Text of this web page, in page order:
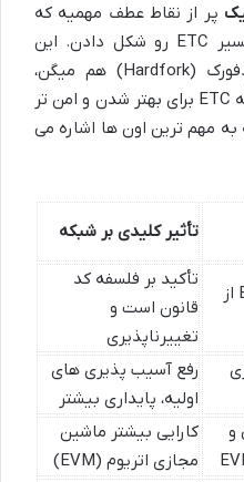
پر از نقاط عطف مهمیه که
هر کدوم، بخشی از هویت و مسیر ETC رو شکل دادن. این
بروزرسانی ها، که بهشون هاردفورک (Hardfork) هم میگن،
شبیه به ایستگاه هایی هستن که ETC برای بهتر شدن و امن تر
به مهم ترین اون ها اشاره می
تأثیر کلیدی بر شبکه
جداسازی ETC از
تأکید بر فلسفه کد
قانون است و
تغییرناپذیری
رفع آسیب پذیری های
اولیه، پایداری بیشتر
و
کارایی بیشتر ماشین
مجازی اتریوم (EVM)